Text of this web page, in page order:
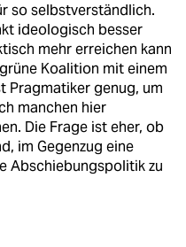
so selbstverständlich.
ideologisch besser
mehr erreichen kann
Koalition mit einem
Pragmatiker genug, um
manchen hier
Die Frage ist eher, ob
im Gegenzug eine
Abschiebungspolitik zu